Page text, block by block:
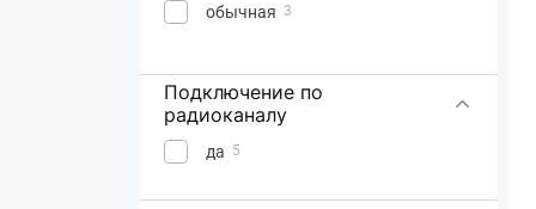
FrimeCom
Gembird 44
обычная 3
Подключение по
радиоканалу
да 5